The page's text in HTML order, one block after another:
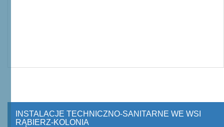
INSTALACJE TECHNICZNO-SANITARNE WE WSI
RĄBIERZ-KOLONIA